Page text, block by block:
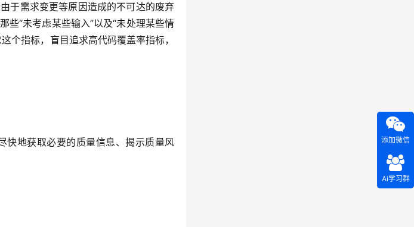
于需求变更等原因造成的不可达的废弃
些“未考虑某些输入”以及“未处理某些情
个指标，盲目追求高代码覆盖率指标，
快地获取必要的质量信息、揭示质量风
添加微信
Ai学习群